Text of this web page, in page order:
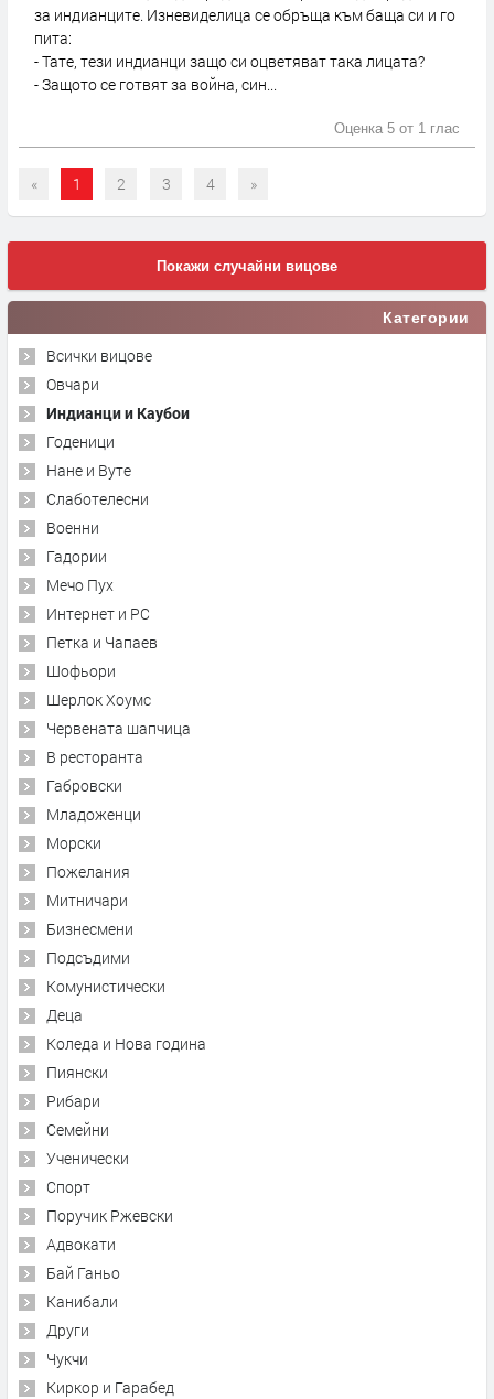
за индианците. Изневиделица се обръща към баща си и го
пита:
- Тате, тези индианци защо си оцветяват така лицата?
- Защото се готвят за война, син...
Оценка 5 от 1 глас
« 1 2 3 4 »
Покажи случайни вицове
Категории
Всички вицове
Овчари
Индианци и Каубои
Годеници
Нане и Вуте
Слаботелесни
Военни
Гадории
Мечо Пух
Интернет и PC
Петка и Чапаев
Шофьори
Шерлок Хоумс
Червената шапчица
В ресторанта
Габровски
Младоженци
Морски
Пожелания
Митничари
Бизнесмени
Подсъдими
Комунистически
Деца
Коледа и Нова година
Пиянски
Рибари
Семейни
Ученически
Спорт
Поручик Ржевски
Адвокати
Бай Ганьо
Канибали
Други
Чукчи
Киркор и Гарабед